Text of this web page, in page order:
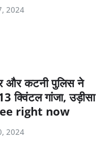
2024
और कटनी पुलिस ने
क्विंटल गांजा, उड़ीसा
right now
2024